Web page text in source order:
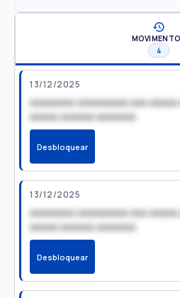
4
13/12/2025
xxxxxxxx xxxxxxxxx xxx
xxxxx xxxxxx xxxxxxx
Desbloquear
13/12/2025
xxxxxxxx xxxxxxxxx xxx
xxxxx xxxxxx xxxxxxx
Desbloquear